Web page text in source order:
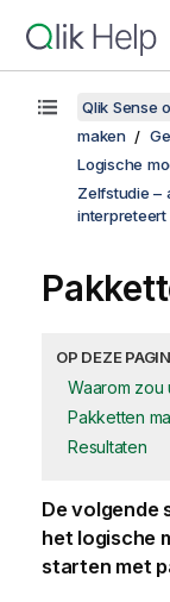
Qlik Sense
maken
Logische
Zelfstudie –
interpreteert
OP DEZE
Waarom zou
Pakketten
Resultaten
De volgende
het logische
starten met